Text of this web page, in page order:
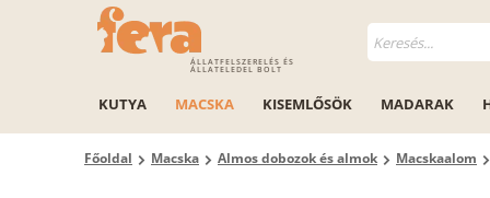
ÁLLATFELSZERELÉS ÉS
ÁLLATELEDEL BOLT
KUTYA MACSKA KISEMLŐSÖK MADARAK
Főoldal Macska Almos dobozok és almok Macskaalom